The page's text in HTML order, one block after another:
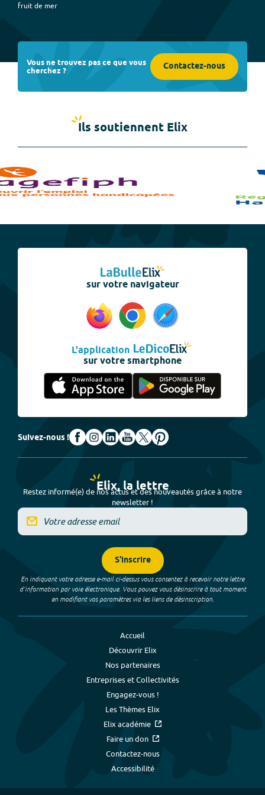
fruit de mer
Vous ne trouvez pas ce que vous
cherchez ? Contactez-nous
Ils soutiennent Elix
sur votre navigateur
L'application
sur votre smartphone
Suivez-nous !
Elix, la lettre
Restez informé(e) de nos actus et des nouveautés grâce à notre
newsletter !
S'inscrire
En indiquant votre adresse e-mail ci-dessus vous consentez à recevoir notre lettre
d’information par voie électronique. Vous pouvez vous désinscrire à tout moment
en modifiant vos paramètres via les liens de désinscription.
Accueil
Découvrir Elix
Nos partenaires
Entreprises et Collectivités
Engagez-vous !
Les Thèmes Elix
Elix académie
Faire un don
Contactez-nous
Accessibilité